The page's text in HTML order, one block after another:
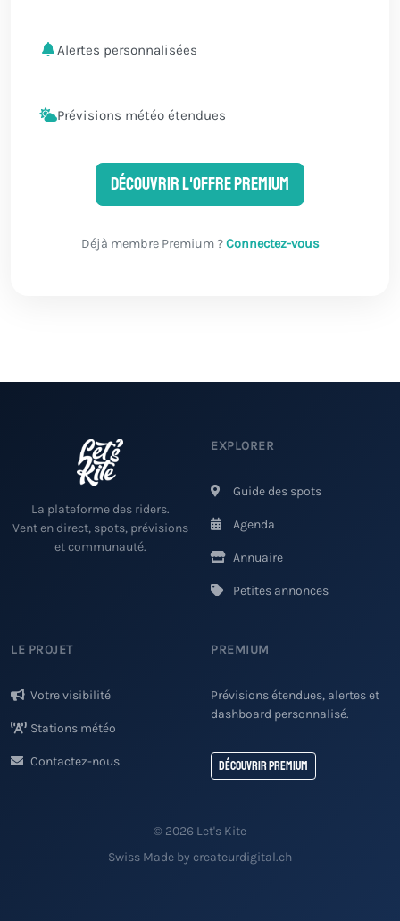
Alertes personnalisées
Prévisions météo étendues
Découvrir l'offre Premium
Déjà membre Premium ?Connectez-vous
La plateforme des riders.
Vent en direct, spots, prévisions
et communauté.
EXPLORER
Guide des spots
Agenda
Annuaire
Petites annonces
LE PROJET
Votre visibilité
Stations météo
Contactez-nous
PREMIUM
Prévisions étendues, alertes et
dashboard personnalisé.
Découvrir Premium
© 2026 Let's Kite
Swiss Made by createurdigital.ch